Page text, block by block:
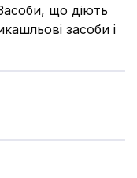
що діють
засоби і